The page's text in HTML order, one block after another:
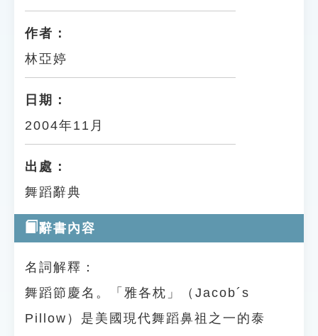
貓頭鷹博士
作者：
林亞婷
日期：
2004年11月
出處：
舞蹈辭典
辭書內容
名詞解釋：
舞蹈節慶名。「雅各枕」（Jacob´s
Pillow）是美國現代舞蹈鼻祖之一的泰